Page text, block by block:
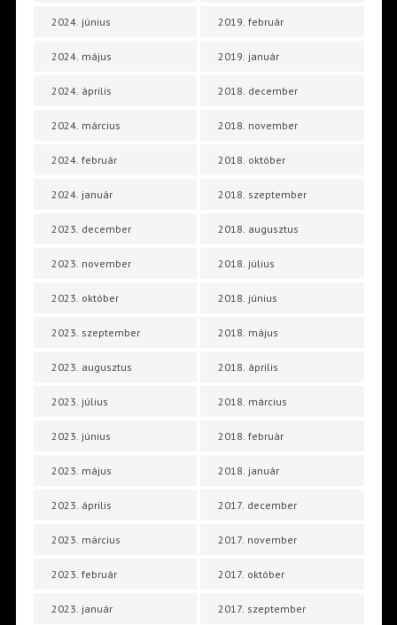
2024. június
2024. május
2024. április
2024. március
2024. február
2024. január
2023. december
2023. november
2023. október
2023. szeptember
2023. augusztus
2023. július
2023. június
2023. május
2023. április
2023. március
2023. február
2023. január
2019. február
2019. január
2018. december
2018. november
2018. október
2018. szeptember
2018. augusztus
2018. július
2018. június
2018. május
2018. április
2018. március
2018. február
2018. január
2017. december
2017. november
2017. október
2017. szeptember